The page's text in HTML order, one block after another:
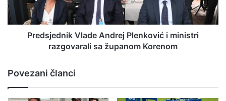
Predsjednik Vlade Andrej Plenković i ministri
razgovarali sa županom Korenom
Povezani članci